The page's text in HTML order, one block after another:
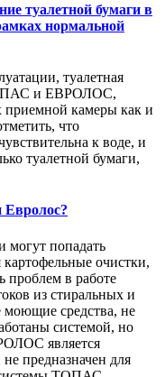
туалетной бумаги в
нормальной
туалетная
и ЕВРОЛОС,
приемной камеры как и
что
к воде, и
туалетной бумаги,
Евролос?
могут попадать
очистки,
проблем в работе
из стиральных и
средства, не
системой, но
является
предназначен для